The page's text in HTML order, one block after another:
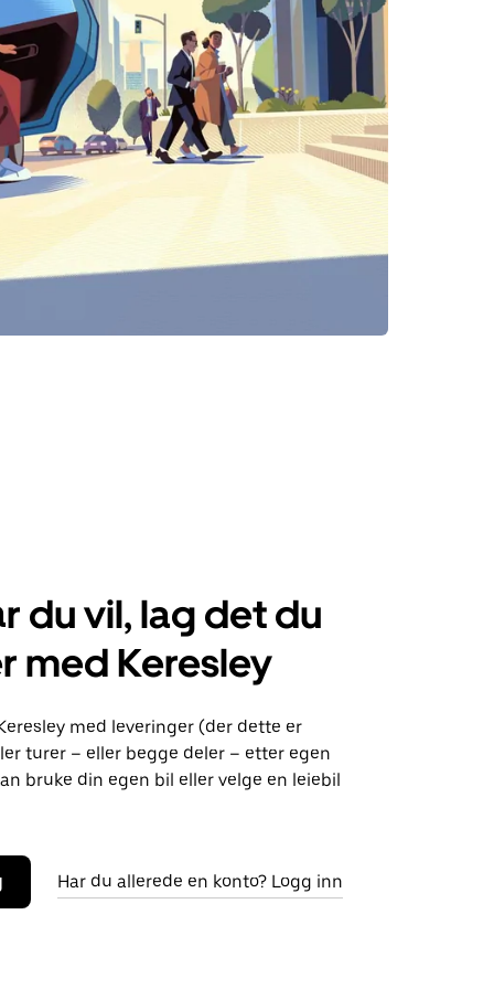
du vil, lag det du
med Keresley
med leveringer (der dette er
turer – eller begge deler – etter egen
bruke din egen bil eller velge en leiebil
Har du allerede en konto? Logg inn